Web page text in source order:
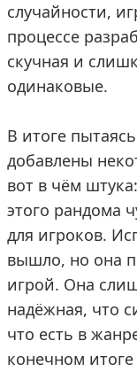
случайности,
процессе
скучная и
одинаковые.
В итоге
добавлены
вот в чём
этого рандома
для игроков.
вышло, но она
игрой. Она
надёжная, что
что есть в
конечном